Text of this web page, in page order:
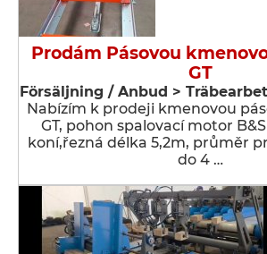
Prodám Pásovou
GT
Försäljning / Anbud >
Nabízím k prodeji kmenovou
GT, pohon spalovací motor
koní,řezná délka 5,2m, průměr
do 4 …